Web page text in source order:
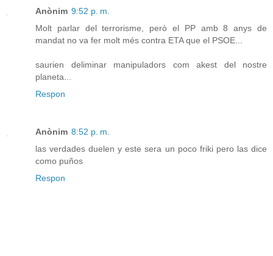
Anònim 9:52 p. m.
Molt parlar del terrorisme, però el PP amb 8 anys de
mandat no va fer molt més contra ETA que el PSOE...
saurien deliminar manipuladors com akest del nostre
planeta...
Respon
Anònim 8:52 p. m.
las verdades duelen y este sera un poco friki pero las dice
como puños
Respon